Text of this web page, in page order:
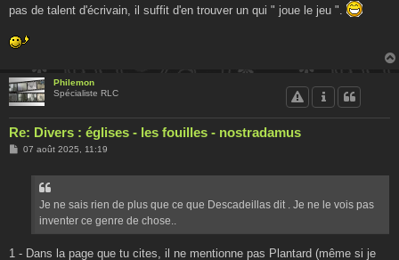
pas de talent d'écrivain, il suffit d'en trouver un qui " joue le jeu ".
Philemon
Spécialiste RLC
Re: Divers : églises - les fouilles - nostradamus
M07 août 2025, 11:19
Je ne sais rien de plus que ce que Descadeillas dit . Je ne le vois pas
inventer ce genre de chose..
1 - Dans la page que tu cites, il ne mentionne pas Plantard (même si je